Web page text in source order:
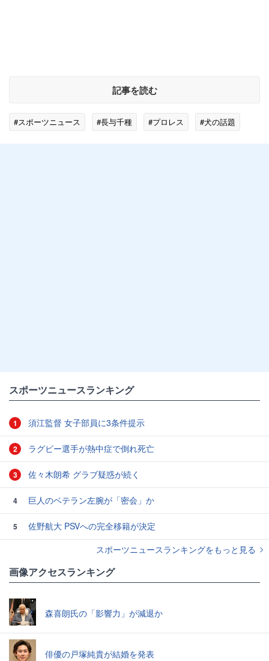
記事を読む
#スポーツニュース #長与千種 #プロレス #犬の話題
スポーツニュースランキング
1 須江監督 女子部員に3条件提示
2 ラグビー選手が熱中症で倒れ死亡
3 佐々木朗希 グラブ疑惑が続く
4 巨人のベテラン左腕が「密会」か
5
佐野航大 PSVへの完全移籍が決定
スポーツニュースランキングをもっと見る
画像アクセスランキング
森喜朗氏の「影響力」が減退か
俳優の戸塚純貴が結婚を発表